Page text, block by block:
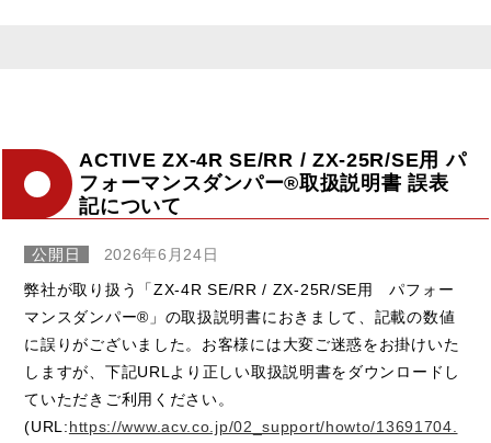
ACTIVE ZX-4R SE/RR / ZX-25R/SE用 パ
フォーマンスダンパー®取扱説明書 誤表
記について
公開日
2026年6月24日
弊社が取り扱う「ZX-4R SE/RR / ZX-25R/SE用 パフォー
マンスダンパー®」の取扱説明書におきまして、記載の数値
に誤りがございました。お客様には大変ご迷惑をお掛けいた
しますが、下記URLより正しい取扱説明書をダウンロードし
ていただきご利用ください。
(URL:https://www.acv.co.jp/02_support/howto/13691704.